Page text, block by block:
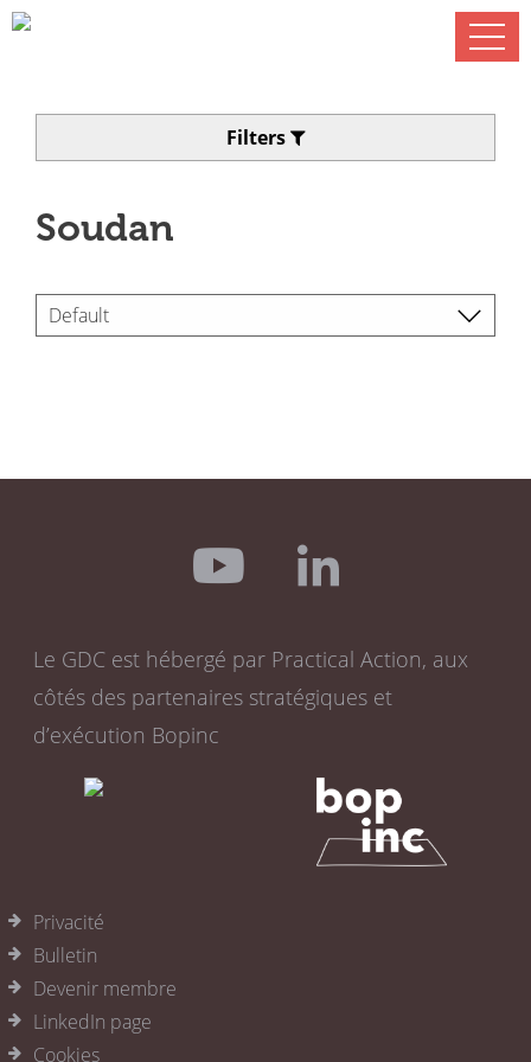
Filters
Soudan
Le GDC est hébergé par Practical Action, aux
côtés des partenaires stratégiques et
d’exécution Bopinc
Privacité
Bulletin
Devenir membre
LinkedIn page
Cookies